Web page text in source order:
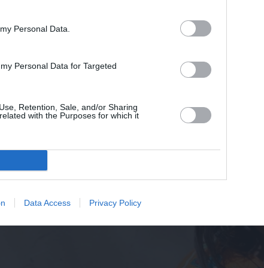
Personal Data.
Personal Data for Targeted
Retention, Sale, and/or Sharing
with the Purposes for which it
Data Access Privacy Policy
vers la stabilité durable dans la région.
bénévole
Faire un legs, une